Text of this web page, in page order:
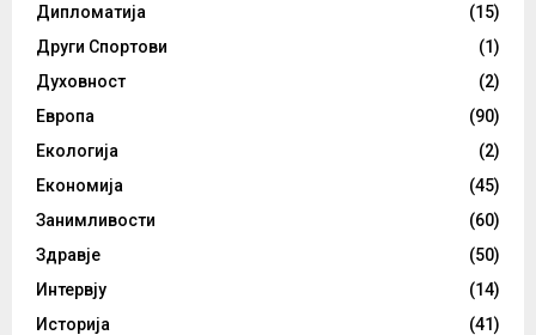
Дипломатија
(15)
Други Спортови
(1)
Духовност
(2)
Европа
(90)
Екологија
(2)
Економија
(45)
Занимливости
(60)
Здравје
(50)
Интервју
(14)
Историја
(41)